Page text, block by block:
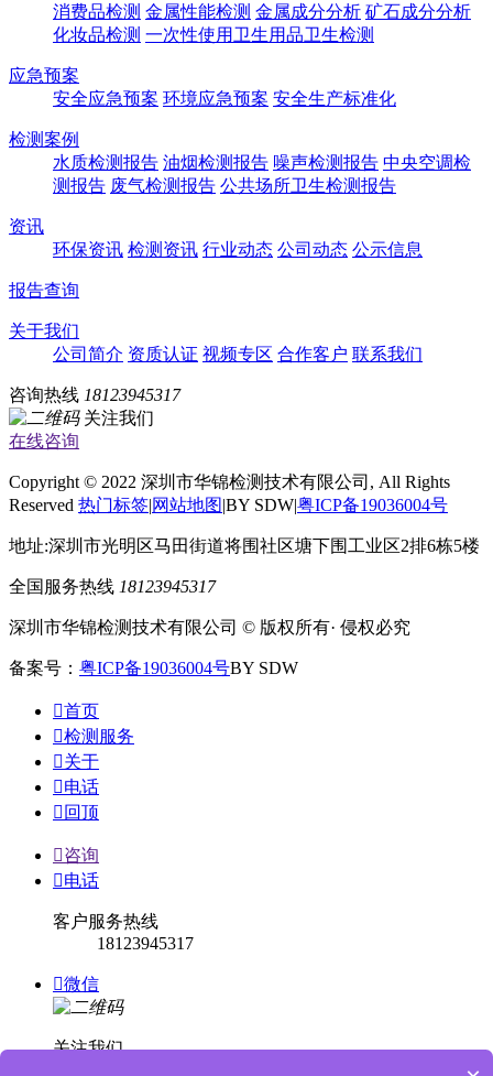
消费品检测 金属性能检测 金属成分分析 矿石成分分析
化妆品检测 一次性使用卫生用品卫生检测
应急预案
安全应急预案 环境应急预案 安全生产标准化
检测案例
水质检测报告 油烟检测报告 噪声检测报告 中央空调检
测报告 废气检测报告 公共场所卫生检测报告
资讯
环保资讯 检测资讯 行业动态 公司动态 公示信息
报告查询
关于我们
公司简介 资质认证 视频专区 合作客户 联系我们
咨询热线 18123945317
关注我们
在线咨询
Copyright © 2022 深圳市华锦检测技术有限公司, All Rights
Reserved 热门标签|网站地图|BY SDW|粤ICP备19036004号
地址:深圳市光明区马田街道将围社区塘下围工业区2排6栋5楼
全国服务热线 18123945317
深圳市华锦检测技术有限公司 © 版权所有· 侵权必究
备案号： 粤ICP备19036004号BY SDW
首页
检测服务
关于
电话
 回顶
咨询
电话
客户服务热线
18123945317
微信
关注我们